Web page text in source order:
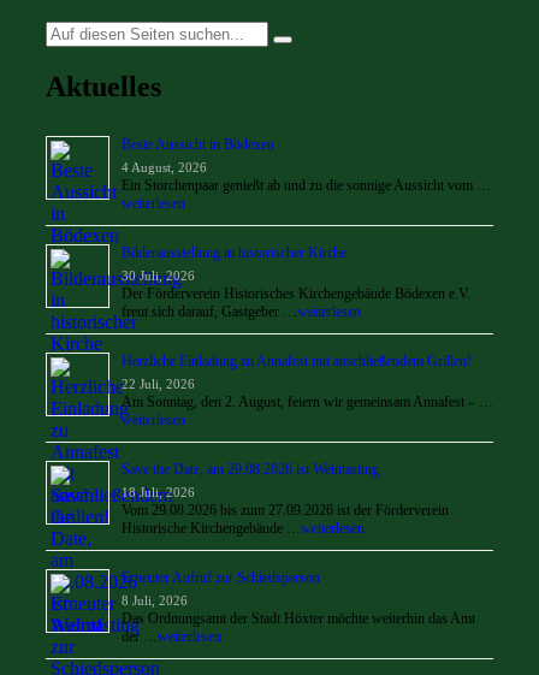
Suche
nach:
Aktuelles
Beste Aussicht in Bödexen
4 August, 2026
Ein Storchenpaar genießt ab und zu die sonnige Aussicht vom …
weiterlesen
Bilderausstellung in historischer Kirche
30 Juli, 2026
Der Förderverein Historisches Kirchengebäude Bödexen e.V.
freut sich darauf, Gastgeber … weiterlesen
Herzliche Einladung zu Annafest mit anschließendem Grillen!
22 Juli, 2026
Am Sonntag, den 2. August, feiern wir gemeinsam Annafest – …
weiterlesen
Save the Date, am 29.08.2026 ist Weintasting
18 Juli, 2026
Vom 29.08.2026 bis zum 27.09.2026 ist der Förderverein
Historische Kirchengebäude … weiterlesen
Erneuter Aufruf zur Schiedsperson
8 Juli, 2026
Das Ordnungsamt der Stadt Höxter möchte weiterhin das Amt
der … weiterlesen